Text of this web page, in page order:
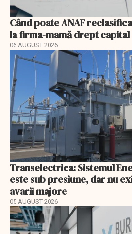
Când poate ANAF
la firma-mamă drept capital
06 AUGUST 2026
Transelectrica: Sistemul
este sub presiune, dar nu
avarii majore
05 AUGUST 2026